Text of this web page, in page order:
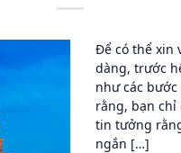
Để có thể xin
dàng, trước
như các
rằng, bạn chỉ
tin tưởng
ngắn […]